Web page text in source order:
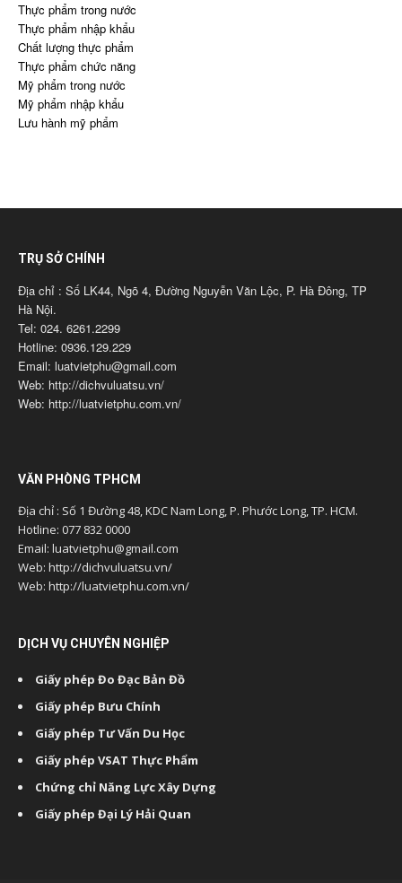
Thực phẩm trong nước
Thực phẩm nhập khẩu
Chất lượng thực phẩm
Thực phẩm chức năng
Mỹ phẩm trong nước
Mỹ phẩm nhập khẩu
Lưu hành mỹ phẩm
TRỤ SỞ CHÍNH
Địa chỉ : Số LK44, Ngõ 4, Đường Nguyễn Văn Lộc, P. Hà Đông, TP
Hà Nội.
Tel: 024. 6261.2299
Hotline: 0936.129.229
Email: luatvietphu@gmail.com
Web: http://dichvuluatsu.vn/
Web: http://luatvietphu.com.vn/
VĂN PHÒNG TPHCM
Địa chỉ : Số 1 Đường 48, KDC Nam Long, P. Phước Long, TP. HCM.
Hotline: 077 832 0000
Email: luatvietphu@gmail.com
Web: http://dichvuluatsu.vn/
Web: http://luatvietphu.com.vn/
DỊCH VỤ CHUYÊN NGHIỆP
Giấy phép Đo Đạc Bản Đồ
Giấy phép Bưu Chính
Giấy phép Tư Vấn Du Học
Giấy phép VSAT Thực Phẩm
Chứng chỉ Năng Lực Xây Dựng
Giấy phép Đại Lý Hải Quan